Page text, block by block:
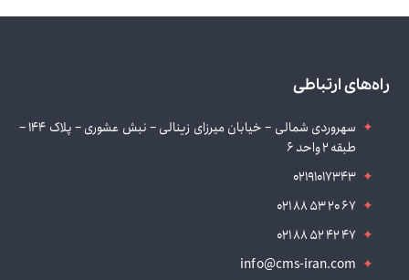
راه‌های ارتباطی
سهروردی شمالی – خیابان میرزای زینالی – نبش عشوری – پلاک 144 –
طبقه 2 واحد 6
02191017343
021 88 53 20 67
021 88 52 42 47
info@cms-iran.com